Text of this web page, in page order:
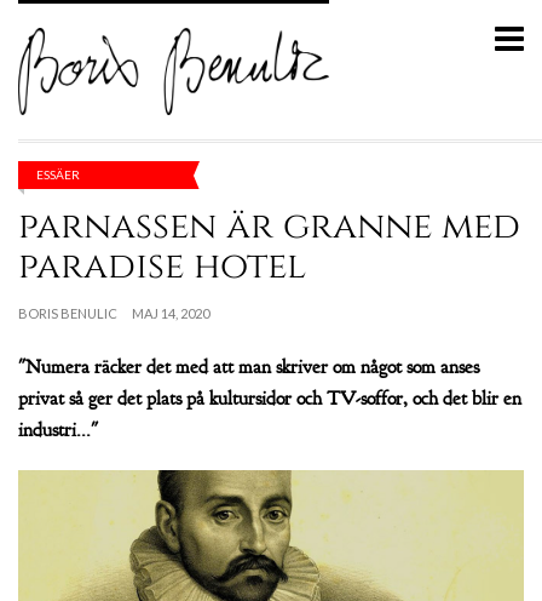
ESSÄER
parnassen är granne med
paradise hotel
BORIS BENULIC MAJ 14, 2020
"Numera räcker det med att man skriver om något som anses
privat så ger det plats på kultursidor och TV-soffor, och det blir en
industri..."